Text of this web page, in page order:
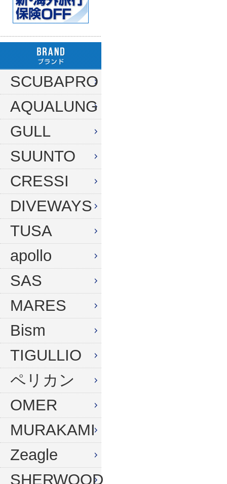
リール
パーツ・アクセサリー
フロート
ストリンガー
ラインワインダー
手モリ・パラライザー
手モリアクセサリー
スカリ・網
アワビオコシ
その他
フック
ダイブコンピューター
マスク
フィン
ウェットスーツ
インナー
グローブ
バッグ
ウェイト
ナイフ
その他
ベル・シェーカー
リール
その他
アクセサリー・その他
その他
ゲージ
オクトパス
ダイブコンピューター
タンク（4・8・10L）
タンク（12・14L）
タンク（250気圧）
タンク（300気圧）
マスク
フィン
ドライスーツ用フィン
ブーツ
ウィンターグローブ
ドライフード
フードベスト
メッシュバッグ
ウェイトベルト
アンクルウェイト
ウェイトベスト
水中ライト
SCUBAPRO
AQUALUNG
GULL
SUUNTO
CRESSI
DIVEWAYS
TUSA
apollo
SAS
MARES
Bism
TIGULLIO
ペリカン
OMER
MURAKAMI
Zeagle
SHERWOOD